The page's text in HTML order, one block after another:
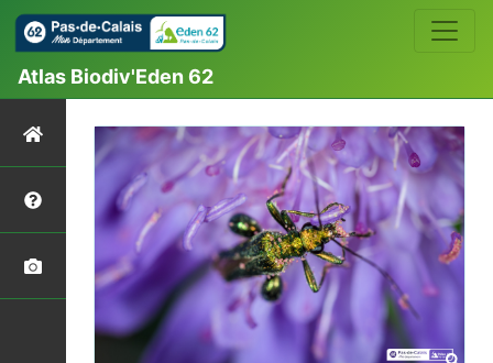
Atlas Biodiv'Eden 62